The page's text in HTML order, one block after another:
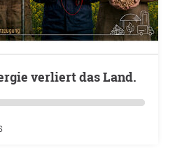
verliert das Land.